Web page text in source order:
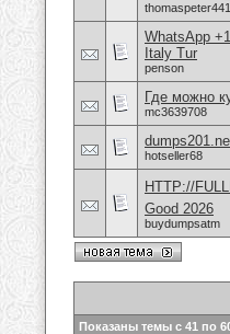
thomaspeter441
WhatsApp
Italy Tur
penson
Где можно
mc3639708
hotseller68
HTTP://
Good 2026
buydumpsatm
Показаны темы с 41 по